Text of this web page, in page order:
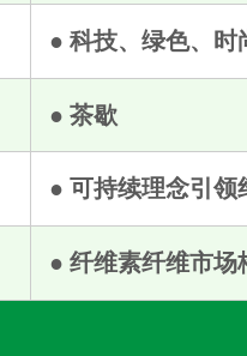
● 科技、绿色、
● 茶歇
● 可持续理念引领
● 纤维素纤维市场
上海考优特实业有限公司
绍兴柯德新材料股份有限公司
苏州艾森纸业有限公司
唐山三友国际贸易有限公司